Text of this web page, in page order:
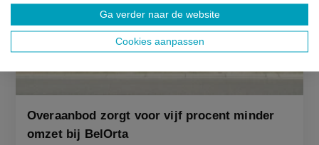
Ga verder naar de website
Cookies aanpassen
Overaanbod zorgt voor vijf procent minder
omzet bij BelOrta